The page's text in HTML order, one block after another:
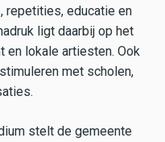
repetities, educatie en
ligt daarbij op het
en lokale artiesten. Ook
met scholen,
stelt de gemeente